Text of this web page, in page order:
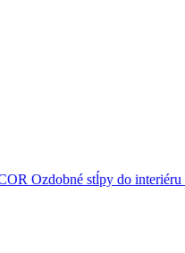
Ozdobné stĺpy do interiéru